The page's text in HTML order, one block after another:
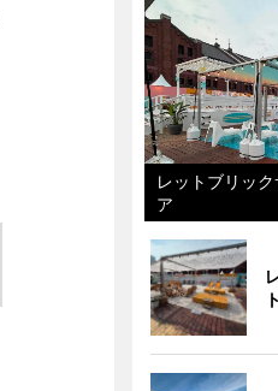
レットブリッ
ア